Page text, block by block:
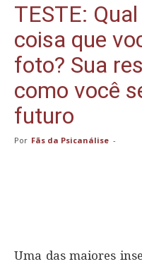
TESTE:
coisa que
foto? Sua
como você
futuro
Por Fãs da Psicanálise -
Uma das maiores